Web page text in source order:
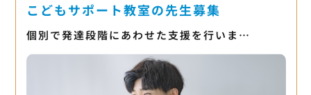
こどもサポート教室の先生募集
個別で発達段階にあわせた支援を行いま…